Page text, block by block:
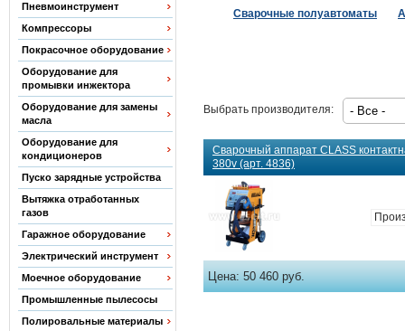
Пневмоинструмент
Компрессоры
Покрасочное оборудование
Оборудование для
промывки инжектора
Оборудование для замены
масла
Оборудование для
кондиционеров
Пуско зарядные устройства
Вытяжка отработанных
газов
Гаражное оборудование
Электрический инструмент
Моечное оборудование
Промышленные пылесосы
Полировальные материалы
Сварочные полуавтоматы
Выбрать производителя:
Сварочный аппарат CLASS
380v (арт. 4836)
Цена:50 460 руб.